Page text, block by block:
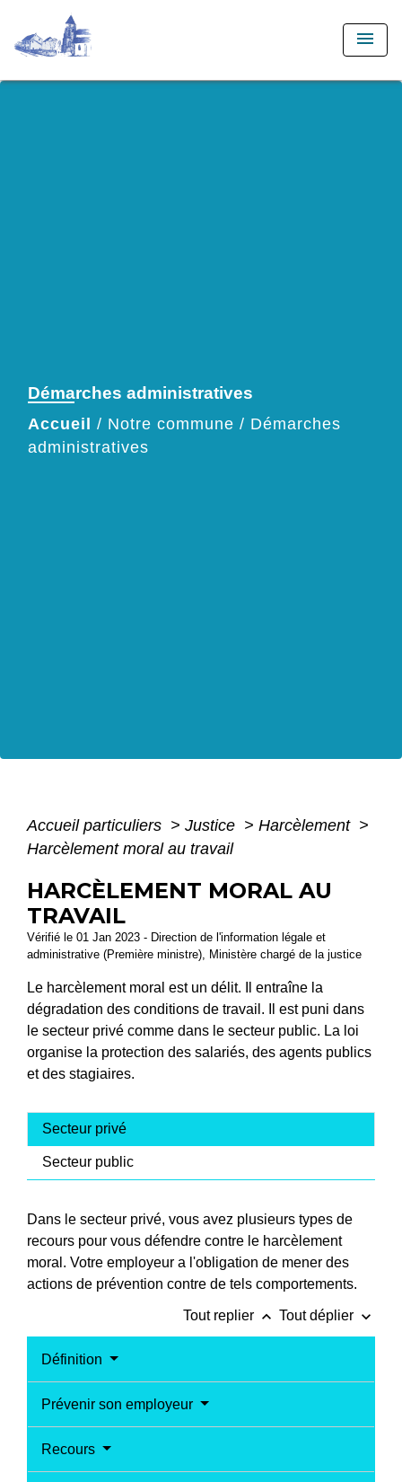
menu
Démarches administratives
Accueil / Notre commune / Démarches
administratives
Accueil particuliers > Justice > Harcèlement >
Harcèlement moral au travail
HARCÈLEMENT MORAL AU
TRAVAIL
Vérifié le 01 Jan 2023 - Direction de l'information légale et
administrative (Première ministre), Ministère chargé de la justice
Le harcèlement moral est un délit. Il entraîne la
dégradation des conditions de travail. Il est puni dans
le secteur privé comme dans le secteur public. La loi
organise la protection des salariés, des agents publics
et des stagiaires.
Secteur privé
Secteur public
Dans le secteur privé, vous avez plusieurs types de
recours pour vous défendre contre le harcèlement
moral. Votre employeur a l'obligation de mener des
actions de prévention contre de tels comportements.
Tout replier keyboard_arrow_up Tout déplier keyboard_arrow_down
Définition
Prévenir son employeur
Recours